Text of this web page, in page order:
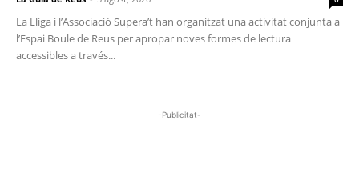
La Lliga i l’Associació Supera’t han organitzat una activitat conjunta a
l’Espai Boule de Reus per apropar noves formes de lectura
accessibles a través...
-Publicitat-